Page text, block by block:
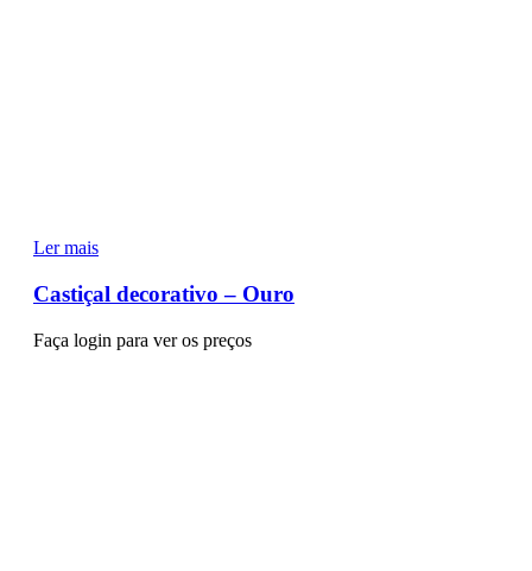
Ler mais
Castiçal decorativo – Ouro
Faça login para ver os preços